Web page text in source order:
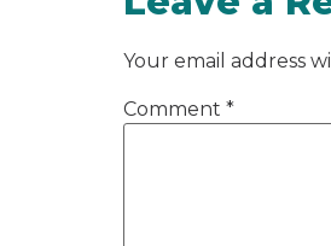
Your email address
Comment *